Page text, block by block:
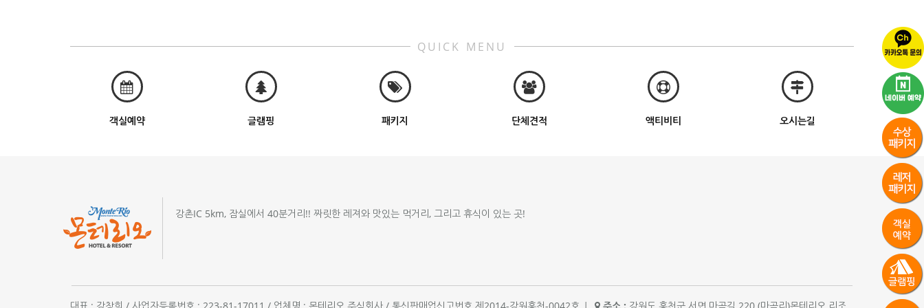
QUICK MENU
객실예약 글램핑 패키지 단체견적 액티비티 오시는길
강촌IC 5km, 잠실에서 40분거리!! 짜릿한 레져와 맛있는 먹거리, 그리고 휴식이 있는 곳!